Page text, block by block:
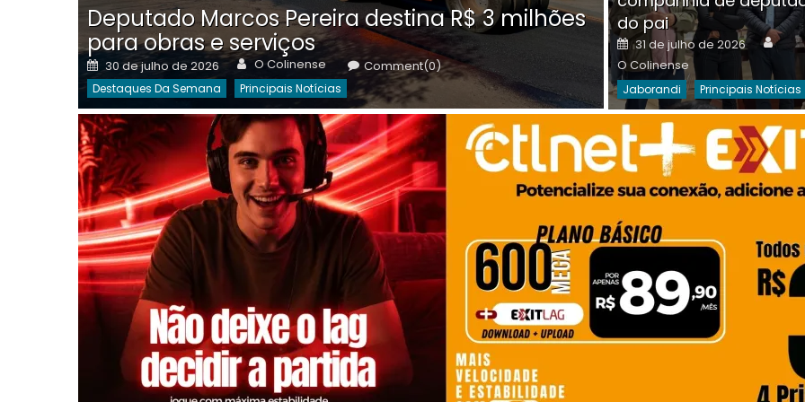
Deputado Marcos Pereira destina R$ 3 milhões
para obras e serviços
Posted
on
30 de julho de 2026 Author
O Colinense Comment(0)
Destaques Da Semana Principais Notícias
on
30 de julho de 2026 O
Destaques Da Semana
do pai
Posted
on
31 de julho de 2026
O Colinense
Jaborandi Principais Notícias